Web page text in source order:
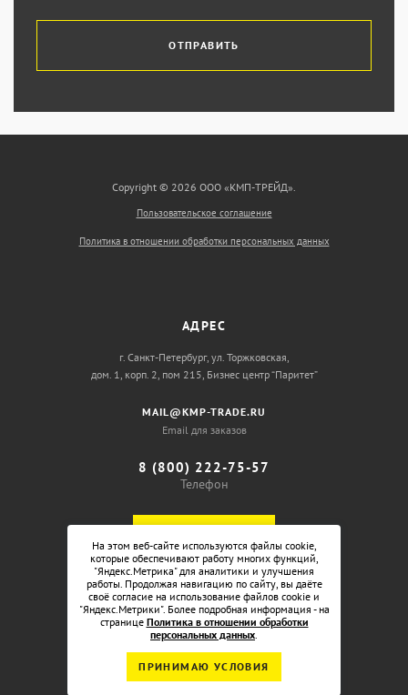
ОТПРАВИТЬ
Copyright © 2026 ООО «КМП-ТРЕЙД».
Пользовательское соглашение
Политика в отношении обработки персональных данных
АДРЕС
г. Санкт-Петербург, ул. Торжковская,
дом. 1, корп. 2, пом 215, Бизнес центр “Паритет”
MAIL@KMP-TRADE.RU
Email для заказов
8 (800) 222-75-57
Телефон
На этом веб-сайте используются файлы cookie,
которые обеспечивают работу многих функций,
"Яндекс.Метрика" для аналитики и улучшения
работы. Продолжая навигацию по сайту, вы даёте
своё согласие на использование файлов cookie и
"Яндекс.Метрики". Более подробная информация - на
странице Политика в отношении обработки
персональных данных.
ПРИНИМАЮ УСЛОВИЯ